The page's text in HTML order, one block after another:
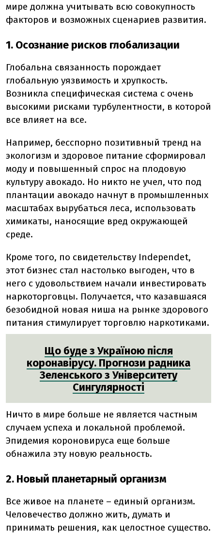
мире должна учитывать всю совокупность
факторов и возможных сценариев развития.
1. Осознание рисков глобализации
Глобальна связанность порождает
глобальную уязвимость и хрупкость.
Возникла специфическая система с очень
высокими рисками турбулентности, в которой
все влияет на все.
Например, бесспорно позитивный тренд на
экологизм и здоровое питание сформировал
моду и повышенный спрос на плодовую
культуру авокадо. Но никто не учел, что под
плантации авокадо начнут в промышленных
масштабах вырубаться леса, использовать
химикаты, наносящие вред окружающей
среде.
Кроме того, по свидетельству Independet,
этот бизнес стал настолько выгоден, что в
него с удовольствием начали инвестировать
наркоторговцы. Получается, что казавшаяся
безобидной новая ниша на рынке здорового
питания стимулирует торговлю наркотиками.
Що буде з Україною після
коронавірусу. Прогнози радника
Зеленського з Університету
Сингулярності
Ничто в мире больше не является частным
случаем успеха и локальной проблемой.
Эпидемия короновируса еще больше
обнажила эту новую реальность.
2. Новый планетарный организм
Все живое на планете – единый организм.
Человечество должно жить, думать и
принимать решения, как целостное существо.